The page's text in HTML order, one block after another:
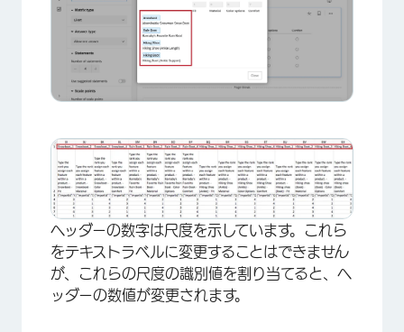
×
ヘッダーの数字は尺度を示しています。これら
をテキストラベルに変更することはできません
が、これらの尺度の識別値を割り当てると、ヘ
ッダーの数値が変更されます。